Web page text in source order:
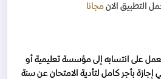
التطبيق الان مجانا
على انتسابه إلى مؤسسة تعليمية أو
إجازة بأجر كامل لتأدية الامتحان عن سنة